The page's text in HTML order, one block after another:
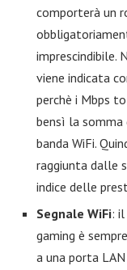
comporterà un
imprescindibile.
viene indicata
perchè i Mbps
bensì la
banda WiFi.
raggiunta dalle
indice delle
Segnale WiFi:
gaming è
a una porta